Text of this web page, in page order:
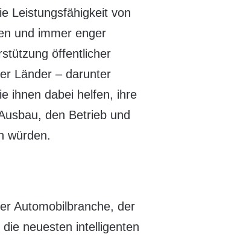
Leistungsfähigkeit von
und immer enger
öffentlicher
Länder – darunter
ihnen dabei helfen, ihre
den Betrieb und
würden.
Automobilbranche, der
neuesten intelligenten